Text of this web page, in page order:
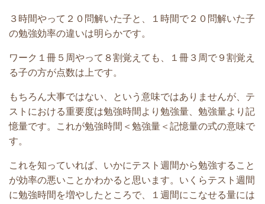
３時間やって２０問解いた子と、１時間で２０問解いた子
の勉強効率の違いは明らかです。
ワーク１冊５周やって８割覚えても、１冊３周で９割覚え
る子の方が点数は上です。
もちろん大事ではない、という意味ではありませんが、テ
ストにおける重要度は勉強時間より勉強量、勉強量より記
憶量です。これが勉強時間＜勉強量＜記憶量の式の意味で
す。
これを知っていれば、いかにテスト週間から勉強すること
が効率の悪いことかわかると思います。 いくらテスト週間
に勉強時間を増やしたところで、１週間にこなせる量には